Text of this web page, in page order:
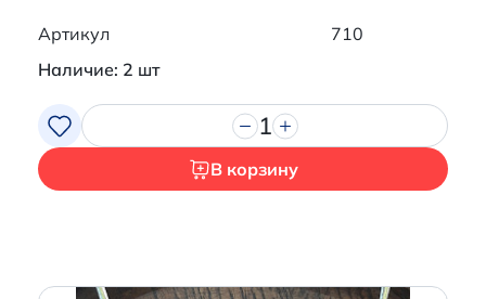
Артикул
710
Наличие: 2 шт
1
В корзину